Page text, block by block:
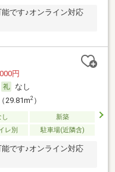
です♪オンライン対応
円
なし
29.81m2）
新築
レ別 駐車場(近隣含)
です♪オンライン対応